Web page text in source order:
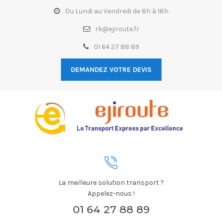
Du Lundi au Vendredi de 8h à 18h
rk@ejiroute.fr
01 64 27 88 89
DEMANDEZ VOTRE DEVIS
La meilleure solution transport ?
Appelez-nous !
01 64 27 88 89